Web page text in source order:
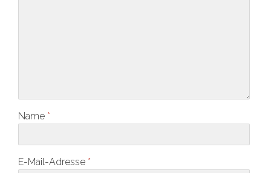
Name *
E-Mail-Adresse *